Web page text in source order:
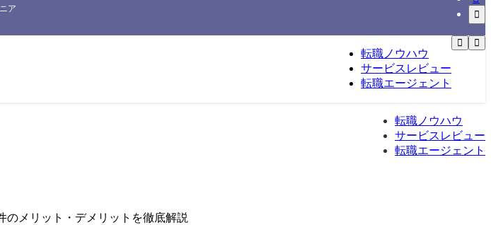
転職したNakataが、実際に使った一次情報をもとに整理する転職総合メディアです。
転職ノウハウ
サービスレビュー
転職エージェント
転職ノウハウ
サービスレビュー
転職エージェント
のメリット・デメリットを徹底解説